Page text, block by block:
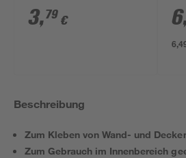
gezahnt
3,79 € 6
Beschreibung
Zum Kleben von Wand- und
Zum Gebrauch im Innenbereich